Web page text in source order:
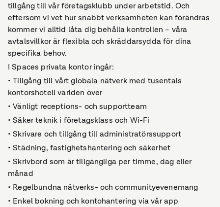
tillgång till vår företagsklubb under arbetstid. Och
eftersom vi vet hur snabbt verksamheten kan förändras
kommer vi alltid låta dig behålla kontrollen – våra
avtalsvillkor är flexibla och skräddarsydda för dina
specifika behov.
I Spaces privata kontor ingår:
• Tillgång till vårt globala nätverk med tusentals
kontorshotell världen över
• Vänligt receptions- och supportteam
• Säker teknik i företagsklass och Wi-Fi
• Skrivare och tillgång till administratörssupport
• Städning, fastighetshantering och säkerhet
• Skrivbord som är tillgängliga per timme, dag eller
månad
• Regelbundna nätverks- och communityevenemang
• Enkel bokning och kontohantering via vår app